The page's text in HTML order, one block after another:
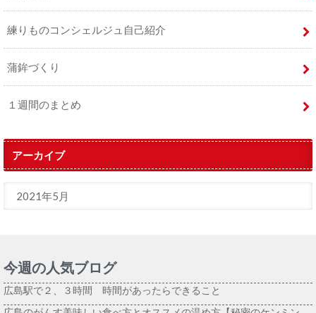
練りものコンシェルジュ自己紹介
蒲鉾づくり
１週間のまとめ
アーカイブ
今週の人気ブログ
広島駅で２、３時間 時間があったらできること